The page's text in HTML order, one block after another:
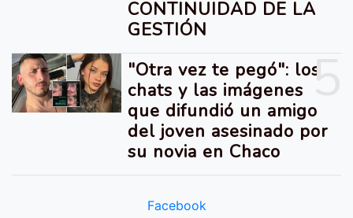
CONTINUIDAD DE LA
GESTIÓN
5
"Otra vez te pegó": los
chats y las imágenes
que difundió un amigo
del joven asesinado por
su novia en Chaco
Facebook